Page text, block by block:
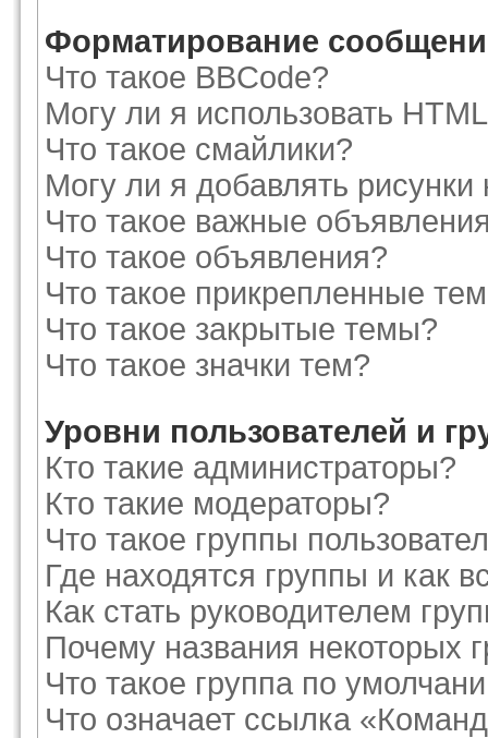
Форматирование
Что такое BBCode?
Могу ли я использовать
Что такое смайлики?
Могу ли я добавлять
Что такое важные
Что такое объявления?
Что такое прикрепленные
Что такое закрытые темы?
Что такое значки тем?
Уровни пользователей и
Кто такие администраторы?
Кто такие модераторы?
Что такое группы
Где находятся группы и как
Как стать руководителем
Почему названия некоторых
Что такое группа по
Что означает ссылка